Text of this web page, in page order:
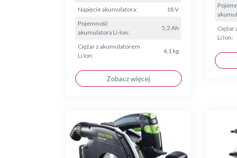
Napięcie akumulatora:
18 V
Pojemność
akumulatora Li-Ion:
5,2 Ah
Ciężar z akumulatorem
Li Ion:
4,1 kg
Zobacz więcej
Ciężar
Li Ion: